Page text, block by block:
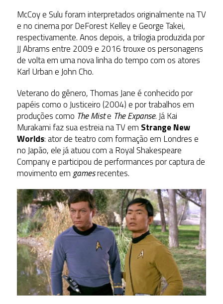
McCoy e Sulu foram interpretados originalmente na TV
e no cinema porDeForest KelleyeGeorge Takei,
respectivamente. Anos depois, a trilogia produzida por
JJ Abrams entre 2009 e 2016 trouxe os personagens
de volta em uma nova linha do tempo com os atores
Karl Urbane John Cho.
Veterano do gênero, Thomas Jane é conhecido por
papéis como o Justiceiro (2004) e por trabalhos em
produções como The Miste The Expanse. Já Kai
Murakami faz sua estreia na TV em Strange New
Worlds: ator de teatro com formação em Londres e
no Japão, ele já atuou com a Royal Shakespeare
Company e participou de performances por captura de
movimento emgamesrecentes.